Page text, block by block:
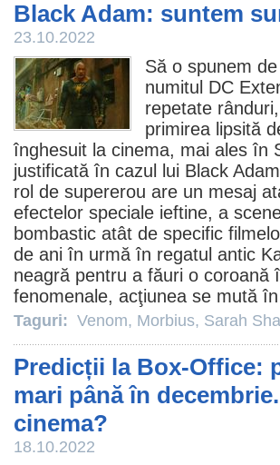
Black Adam: suntem
23.10.2022
Să o spunem
numitul DC
repetate
primirea lipsită
înghesuit la cinema, mai ales în
justificată în cazul lui Black Adam
rol de supererou are un mesaj
efectelor speciale ieftine, a
bombastic atât de specific
de ani în urmă în regatul antic
neagră pentru a făuri o
fenomenale, acţiunea se mută
Taguri: Venom, Morbius, Sarah
Predicții la Box-Office:
mari până în
cinema?
18.10.2022